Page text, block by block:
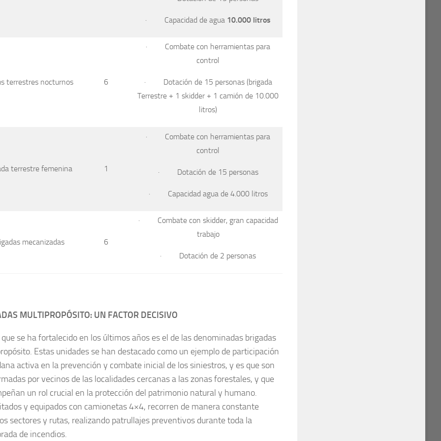
· Capacidad de agua 10.000 litros
terrestres nocturnos 6
· Combate con herramientas para
control
· Dotación de 15 personas (brigada
Terrestre + 1 skidder + 1 camión de 10.000
litros)
terrestre femenina 1
· Combate con herramientas para
control
· Dotación de 15 personas
· Capacidad agua de 4.000 litros
mecanizadas 6
· Combate con skidder, gran capacidad
trabajo
· Dotación de 2 personas
MULTIPROPÓSITO: UN FACTOR DECISIVO
se ha fortalecido en los últimos años es el de las denominadas brigadas
Estas unidades se han destacado como un ejemplo de participación
activa en la prevención y combate inicial de los siniestros, y es que son
por vecinos de las localidades cercanas a las zonas forestales, y que
un rol crucial en la protección del patrimonio natural y humano.
y equipados con camionetas 4×4, recorren de manera constante
sectores y rutas, realizando patrullajes preventivos durante toda la
de incendios.